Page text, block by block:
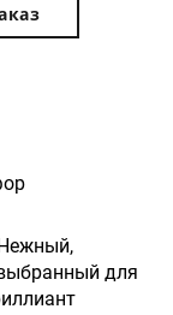
для